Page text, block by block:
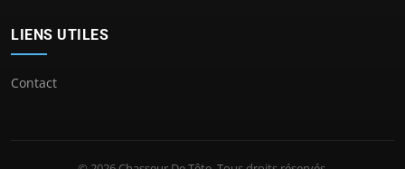
LIENS UTILES
Contact